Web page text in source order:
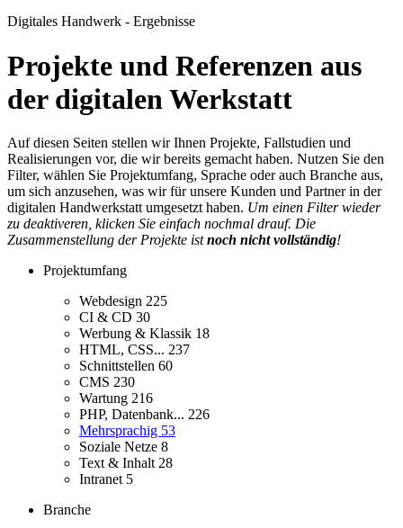
Digitales Handwerk - Ergebnisse
Projekte und Referenzen aus
der digitalen Werkstatt
Auf diesen Seiten stellen wir Ihnen Projekte, Fallstudien und
Realisierungen vor, die wir bereits gemacht haben. Nutzen Sie den
Filter, wählen Sie Projektumfang, Sprache oder auch Branche aus,
um sich anzusehen, was wir für unsere Kunden und Partner in der
digitalen Handwerkstatt umgesetzt haben. Um einen Filter wieder
zu deaktiveren, klicken Sie einfach nochmal drauf. Die
Zusammenstellung der Projekte istnoch nicht vollständig!
Projektumfang
Webdesign 225
CI & CD 30
Werbung & Klassik 18
HTML, CSS... 237
Schnittstellen 60
CMS 230
Wartung 216
PHP, Datenbank... 226
Mehrsprachig 53
Soziale Netze 8
Text & Inhalt 28
Intranet 5
Branche